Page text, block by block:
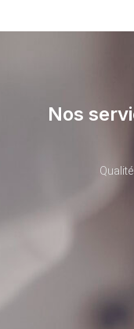
Nos